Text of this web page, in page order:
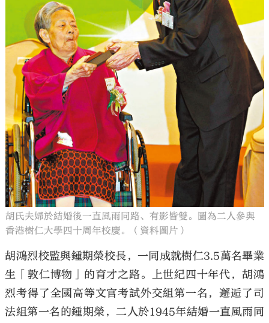
胡氏夫婦於結婚後一直風雨同路、有影皆雙。圖為二人參與
香港樹仁大學四十周年校慶。（資料圖片）
胡鴻烈校監與鍾期榮校長，一同成就樹仁3.5萬名畢業
生「敦仁博物」的育才之路。上世紀四十年代，胡鴻
烈考得了全國高等文官考試外交組第一名，邂逅了司
法組第一名的鍾期榮，二人於1945年結婚一直風雨同